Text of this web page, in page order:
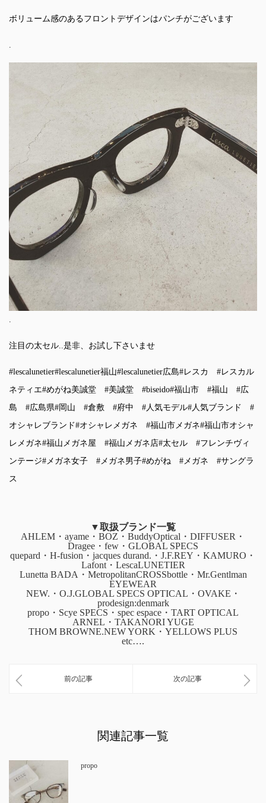
ボリューム感のあるフロントデザインはパンチがございます
.
.
注目の太セル..是非、お試し下さいませ
#lescalunetier#lescalunetier福山#lescalunetier広島#レスカ
#レスカル
ネティエ#めがね美誠堂 #美誠堂 #biseido#福山市 #福山
#広
島
#広島県#岡山 #倉敷 #府中 #人気モデル#人気ブランド
#
オシャレブランド#オシャレメガネ #福山市メガネ#福山市オシャ
レメガネ#福山メガネ屋 #福山メガネ店#太セル
#フレンチヴィ
ンテージ#メガネ女子 #メガネ男子#めがね #メガネ
#サングラ
ス
▼取扱ブランド一覧
AHLEM・ayame・BOZ・BuddyOptical・DIFFUSER・
Dragee・few・GLOBAL SPECS
quepard・H-fusion・jacques durand.・J.F.REY・KAMURO・
Lafont・LescaLUNETIER
Lunetta BADA・MetropolitanCROSSbottle・Mr.Gentlman
EYEWEAR
NEW.・O.J.GLOBAL SPECS OPTICAL・OVAKE・
prodesign:denmark
propo・Scye SPECS・spec espace・TART OPTICAL
ARNEL・TAKANORI YUGE
THOM BROWNE.NEW YORK・YELLOWS PLUS
etc….
前の記事 次の記事
関連記事一覧
propo